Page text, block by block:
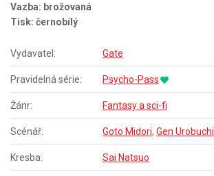
Vazba: brožovaná
Tisk: černobílý
Vydavatel: Gate
Pravidelná série: Psycho-Pass
Žánr: Fantasy a sci-fi
Scénář: Goto Midori, Gen Urobuchi
Kresba: Sai Natsuo